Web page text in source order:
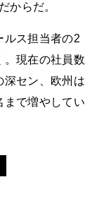
からだ。
ルス担当者の2
。現在の社員数
深セン、欧州は
まで増やしてい